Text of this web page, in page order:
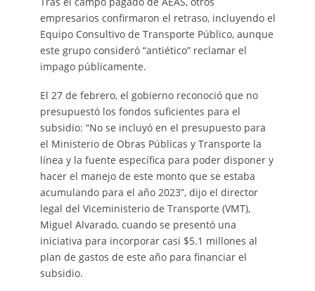
empresarios confirmaron el retraso, incluyendo el
Equipo Consultivo de Transporte Público, aunque
este grupo consideró “antiético” reclamar el
impago públicamente.
El 27 de febrero, el gobierno reconoció que no
presupuestó los fondos suficientes para el
subsidio: “No se incluyó en el presupuesto para
el Ministerio de Obras Públicas y Transporte la
línea y la fuente específica para poder disponer y
hacer el manejo de este monto que se estaba
acumulando para el año 2023”, dijo el director
legal del Viceministerio de Transporte (VMT),
Miguel Alvarado, cuando se presentó una
iniciativa para incorporar casi $5.1 millones al
plan de gastos de este año para financiar el
subsidio.